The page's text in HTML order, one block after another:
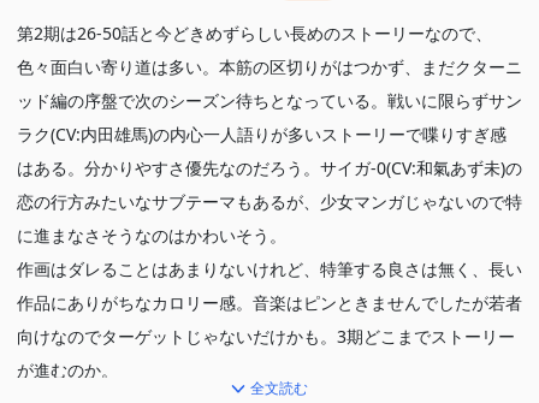
第2期は26-50話と今どきめずらしい長めのストーリーなので、
色々面白い寄り道は多い。本筋の区切りがはつかず、まだクターニ
ッド編の序盤で次のシーズン待ちとなっている。戦いに限らずサン
ラク(CV:内田雄馬)の内心一人語りが多いストーリーで喋りすぎ感
はある。分かりやすさ優先なのだろう。サイガ-0(CV:和氣あず未)の
恋の行方みたいなサブテーマもあるが、少女マンガじゃないので特
に進まなさそうなのはかわいそう。
作画はダレることはあまりないけれど、特筆する良さは無く、長い
作品にありがちなカロリー感。音楽はピンときませんでしたが若者
向けなのでターゲットじゃないだけかも。3期どこまでストーリー
が進むのか。
全文読む